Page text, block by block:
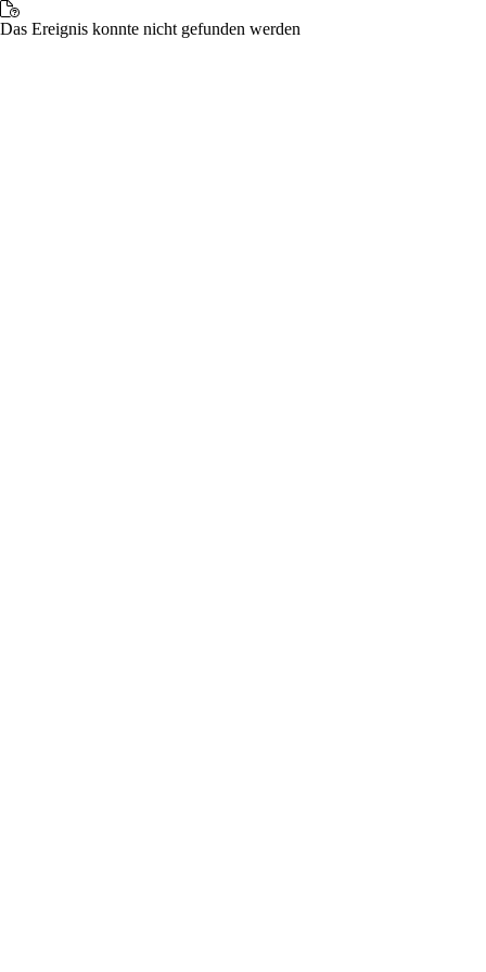
Das Ereignis konnte nicht gefunden werden